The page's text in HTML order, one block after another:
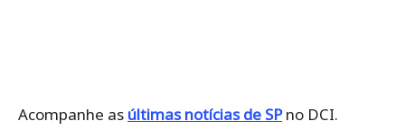
Acompanhe as últimas notícias de SPno DCI.